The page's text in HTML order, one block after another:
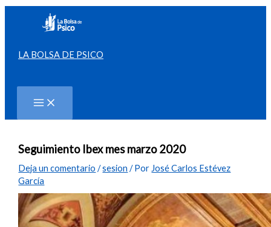
contenido
LA BOLSA DE PSICO
Seguimiento Ibex mes marzo 2020
Deja un comentario /sesion / Por José Carlos Estévez
García